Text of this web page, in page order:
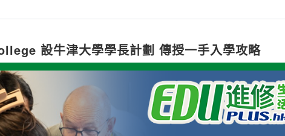
設牛津大學學長計劃 傳授一手入學攻略